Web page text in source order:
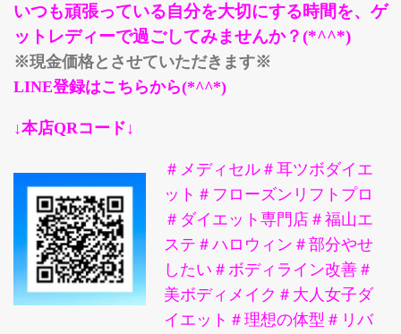
いつも頑張っている自分を大切にする時間を、ゲ
ットレディーで過ごしてみませんか？(*^^*)
※現金価格とさせていただきます※
LINE登録はこちらから(*^^*)
↓本店QRコード↓
＃メディセル＃耳ツボダイエ
ット＃フローズンリフトプロ
＃ダイエット専門店＃福山エ
ステ＃ハロウィン＃部分やせ
したい＃ボディライン改善＃
美ボディメイク＃大人女子ダ
イエット＃理想の体型＃リバ